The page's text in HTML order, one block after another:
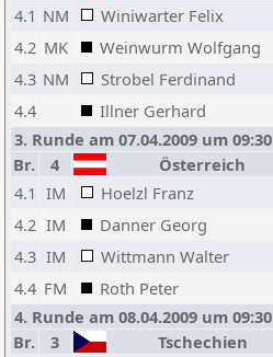
4.1 NM Winiwarter Felix
4.2 MK Weinwurm Wolfgang
4.3 NM Strobel Ferdinand
4.4
Illner Gerhard
3. Runde am 07.04.2009 um 09:30
Br.
4 Österreich
4.1 IM Hoelzl Franz
4.2 IM Danner Georg
4.3 IM Wittmann Walter
4.4 FM Roth Peter
4. Runde am 08.04.2009 um 09:30
Br.
3 Tschechien